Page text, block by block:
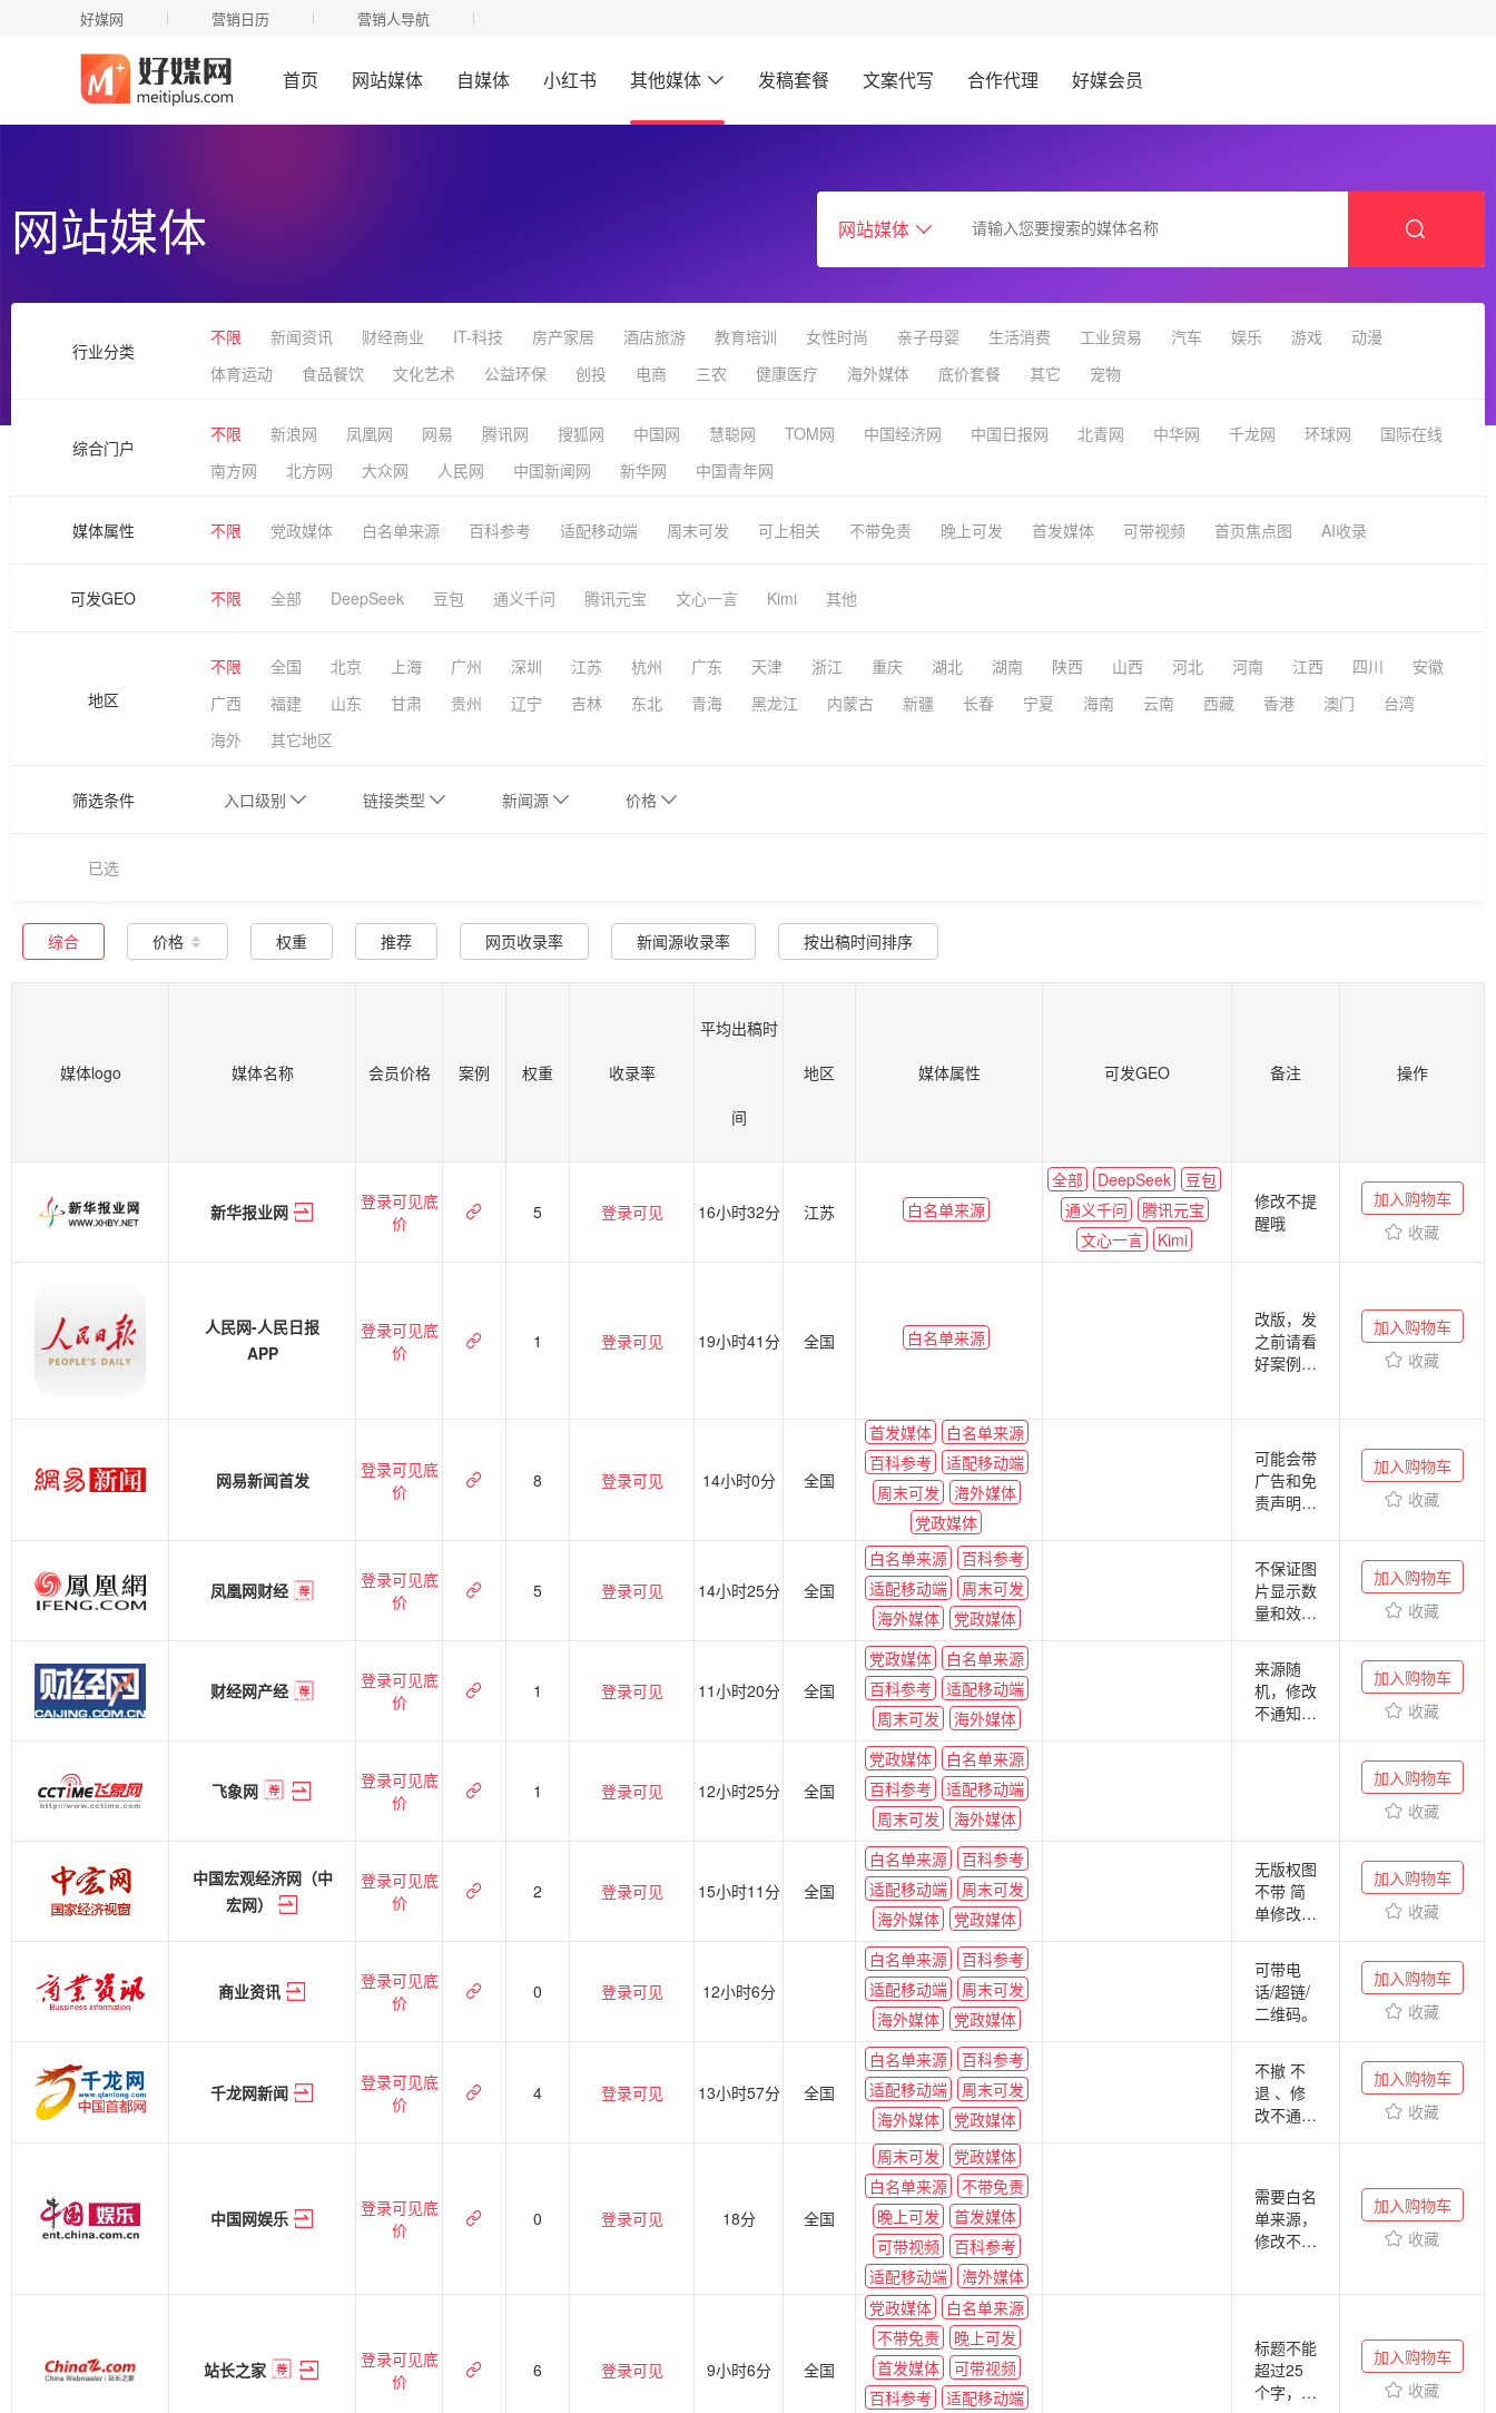
好媒网 营销日历 营销人导航
首页 网站媒体 自媒体 小红书 其他媒体 发稿套餐 文案代写 合作代理 好媒会员
网站媒体 网站媒体
行业分类
不限 新闻资讯 财经商业 IT-科技 房产家居 酒店旅游 教育培训 女性时尚 亲子母婴 生活消费 工业贸易 汽车 娱乐 游戏
动漫
体育运动
食品餐饮 文化艺术 公益环保 创投 电商 三农 健康医疗 海外媒体 底价套餐 其它 宠物
综合门户
不限 新浪网 凤凰网 网易 腾讯网 搜狐网 中国网 慧聪网 TOM网 中国经济网 中国日报网 北青网 中华网 千龙网 环球网
国际在线
南方网
北方网 大众网 人民网 中国新闻网 新华网 中国青年网
媒体属性 不限 党政媒体 白名单来源 百科参考 适配移动端 周末可发 可上相关 不带免责 晚上可发 首发媒体 可带视频 首页焦点图 AI收录
可发GEO 不限 全部 DeepSeek 豆包 通义千问 腾讯元宝 文心一言 Kimi 其他
地区
不限 全国 北京 上海 广州 深圳 江苏 杭州 广东 天津 浙江 重庆 湖北 湖南 陕西 山西 河北 河南 江西 四川
安徽
广西
福建 山东 甘肃 贵州 辽宁 吉林 东北 青海 黑龙江 内蒙古 新疆 长春 宁夏 海南 云南 西藏 香港 澳门
台湾
海外
其它地区
筛选条件 入口级别 链接类型 新闻源 价格
已选
综合 价格 权重 推荐 网页收录率 新闻源收录率 按出稿时间排序
媒体logo 媒体名称 会员价格 案例 权重 收录率
平均出稿时
间
地区 媒体属性 可发GEO 备注 操作
新华报业网
登录可见底
价
5 登录可见 16小时32分 江苏 白名单来源
全部 DeepSeek
豆包
通义千问
腾讯元宝
文心一言
Kimi
修改不提
醒哦
加入购物车
收藏
人民网-人民日报
APP
登录可见底
价
1 登录可见 19小时41分 全国 白名单来源
改版，发
之前请看
好案例再
封号就无
售后了，
账号随
持选号，
修改不通
知，不包
图片数量
加入购物车
收藏
网易新闻首发
登录可见底
价
8 登录可见 14小时0分 全国
首发媒体
白名单来源
百科参考
适配移动端
周末可发
海外媒体
党政媒体
可能会带
广告和免
责声明，
“商讯”，
修改不通
知 ，不
包图片显
示数量及
效果、不
保证被删
稿、不包
排版、
有不能识
出现乱
码，概不
负责。一
切联系方
式默认删
除，来源
商讯
加入购物车
收藏
凤凰网财经
登录可见底
价
5 登录可见 14小时25分 全国
白名单来源
百科参考
适配移动端
周末可发
海外媒体
党政媒体
不保证图
片显示数
量和效
果、修改
不通知、
链接不包
存活时间
加入购物车
收藏
财经网产经
登录可见底
价
1 登录可见 11小时20分 全国
党政媒体
白名单来源
百科参考
适配移动端
周末可发
海外媒体
来源随
机，修改
不通知，
排版不保
能乱码，
文章中的
来源默认
不带，提
交后不能
撤稿
加入购物车
收藏
飞象网
登录可见底
价
1 登录可见 12小时25分 全国
党政媒体
白名单来源
百科参考
适配移动端
周末可发
海外媒体
加入购物车
收藏
中国宏观经济网（中
宏网）
登录可见底
价
2 登录可见 15小时11分 全国
白名单来源
百科参考
适配移动端
周末可发
海外媒体
党政媒体
无版权图
不带 简
单修改不
通知 带
国家领导
人的默认
删除
加入购物车
收藏
商业资讯
登录可见底
价
0 登录可见 12小时6分
白名单来源
百科参考
适配移动端
周末可发
海外媒体
党政媒体
可带电
话/超链/
二维码。
加入购物车
收藏
千龙网新闻
登录可见底
价
4 登录可见 13小时57分 全国
白名单来源
百科参考
适配移动端
周末可发
海外媒体
党政媒体
不撤 不
退 、修
改不通
知，频道
可能提前
加入购物车
收藏
中国网娱乐
登录可见底
价
0 登录可见 18分 全国
周末可发
党政媒体
白名单来源
不带免责
晚上可发
首发媒体
可带视频
百科参考
适配移动端
海外媒体
需要白名
单来源，
修改不通
加入购物车
收藏
站长之家
登录可见底
价
6 登录可见 9小时6分 全国
党政媒体
白名单来源
不带免责
晚上可发
首发媒体
可带视频
百科参考
适配移动端
标题不能
超过25
个字，修
加入购物车
收藏